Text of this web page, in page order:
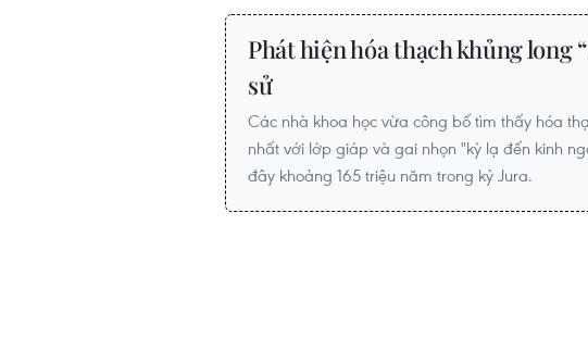
Phát hiện hóa thạch khủng long
sử
Các nhà khoa học vừa công bố tìm thấy hóa
nhất với lớp giáp và gai nhọn "kỳ lạ đến kinh
đây khoảng 165 triệu năm trong kỷ Jura.